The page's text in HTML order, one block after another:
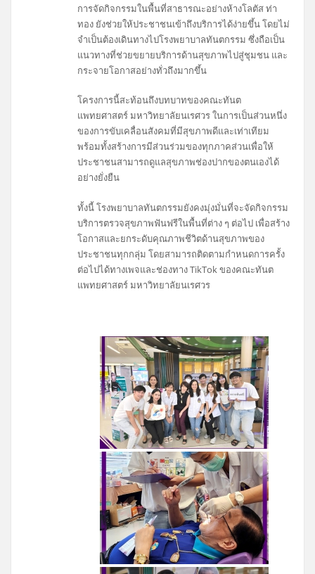
การจัดกิจกรรมในพื้นที่สาธารณะอย่างห้างโลตัส ท่า
ทอง ยังช่วยให้ประชาชนเข้าถึงบริการได้ง่ายขึ้น โดยไม่
จำเป็นต้องเดินทางไปโรงพยาบาลทันตกรรม ซึ่งถือเป็น
แนวทางที่ช่วยขยายบริการด้านสุขภาพไปสู่ชุมชน และ
กระจายโอกาสอย่างทั่วถึงมากขึ้น
โครงการนี้สะท้อนถึงบทบาทของคณะทันต
แพทยศาสตร์ มหาวิทยาลัยนเรศวร ในการเป็นส่วนหนึ่ง
ของการขับเคลื่อนสังคมที่มีสุขภาพดีและเท่าเทียม
พร้อมทั้งสร้างการมีส่วนร่วมของทุกภาคส่วนเพื่อให้
ประชาชนสามารถดูแลสุขภาพช่องปากของตนเองได้
อย่างยั่งยืน
ทั้งนี้ โรงพยาบาลทันตกรรมยังคงมุ่งมั่นที่จะจัดกิจกรรม
บริการตรวจสุขภาพฟันฟรีในพื้นที่ต่าง ๆ ต่อไป เพื่อสร้าง
โอกาสและยกระดับคุณภาพชีวิตด้านสุขภาพของ
ประชาชนทุกกลุ่ม โดยสามารถติดตามกำหนดการครั้ง
ต่อไปได้ทางเพจและช่องทาง TikTok ของคณะทันต
แพทยศาสตร์ มหาวิทยาลัยนเรศวร